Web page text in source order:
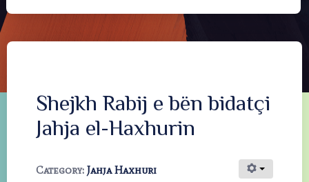
Shejkh Rabij e bën bidatçi
Jahja el-Haxhurin
Category: Jahja Haxhuri